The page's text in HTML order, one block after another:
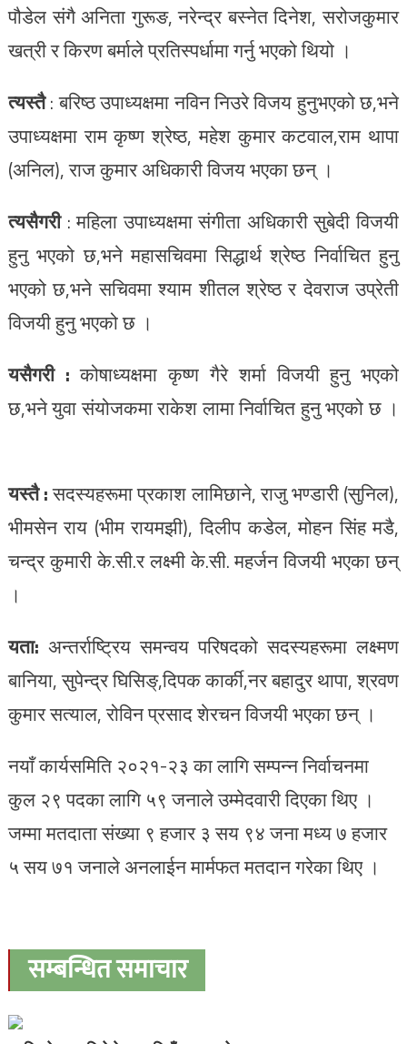
पौडेल संगै अनिता गुरूङ, नरेन्द्र बस्नेत दिनेश, सरोजकुमार
खत्री र किरण बर्माले प्रतिस्पर्धामा गर्नु भएको थियो ।
त्यस्तै: बरिष्ठ उपाध्यक्षमा नविन निउरे विजय हुनुभएको छ,भने
उपाध्यक्षमा राम कृष्ण श्रेष्ठ, महेश कुमार कटवाल,राम थापा
(अनिल), राज कुमार अधिकारी विजय भएका छन् ।
त्यसैगरी: महिला उपाध्यक्षमा संगीता अधिकारी सुबेदी विजयी
हुनु भएको छ,भने महासचिवमा सिद्धार्थ श्रेष्ठ निर्वाचित हुनु
भएको छ,भने सचिवमा श्याम शीतल श्रेष्ठ र देवराज उप्रेती
विजयी हुनु भएको छ ।
यसैगरी :कोषाध्यक्षमा कृष्ण गैरे शर्मा विजयी हुनु भएको
छ,भने युवा संयोजकमा राकेश लामा निर्वाचित हुनु भएको छ ।
यस्तै :सदस्यहरूमा प्रकाश लामिछाने, राजु भण्डारी (सुनिल),
भीमसेन राय (भीम रायमझी), दिलीप कडेल, मोहन सिंह मडै,
चन्द्र कुमारी के.सी.र लक्ष्मी के.सी. महर्जन विजयी भएका छन्
।
यता: अन्तर्राष्ट्रिय समन्वय परिषदको सदस्यहरूमा लक्ष्मण
बानिया, सुपेन्द्र घिसिङ्,दिपक कार्की,नर बहादुर थापा, श्रवण
कुमार सत्याल, रोविन प्रसाद शेरचन विजयी भएका छन् ।
नयाँ कार्यसमिति २०२१-२३ का लागि सम्पन्न निर्वाचनमा
कुल २९ पदका लागि ५९ जनाले उम्मेदवारी दिएका थिए ।
जम्मा मतदाता संख्या ९ हजार ३ सय ९४ जना मध्य ७ हजार
५ सय ७१ जनाले अनलाईन मार्मफत मतदान गरेका थिए ।
सम्बन्धित समाचार